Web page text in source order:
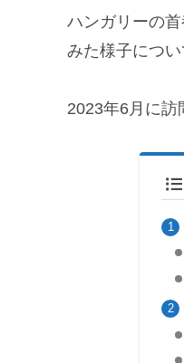
ハンガリーの
みた様子につい
2023年6月に訪